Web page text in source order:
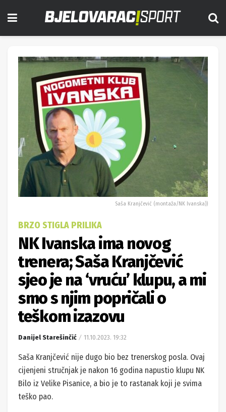
Saša Kranjčević (montaža/NK Ivanska))
BRZO STIGLA PRILIKA
NK Ivanska ima novog
trenera; Saša Kranjčević
sjeo je na ‘vruću’ klupu, a mi
smo s njim popričali o
teškom izazovu
Danijel Starešinčić 11.10.2023. 19:32
Saša Kranjčević nije dugo bio bez trenerskog posla. Ovaj
cijenjeni stručnjak je nakon 16 godina napustio klupu NK
Bilo iz Velike Pisanice, a bio je to rastanak koji je svima
teško pao.